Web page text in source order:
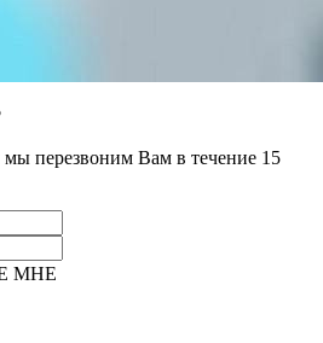
перезвоним Вам в течение 15
МНЕ